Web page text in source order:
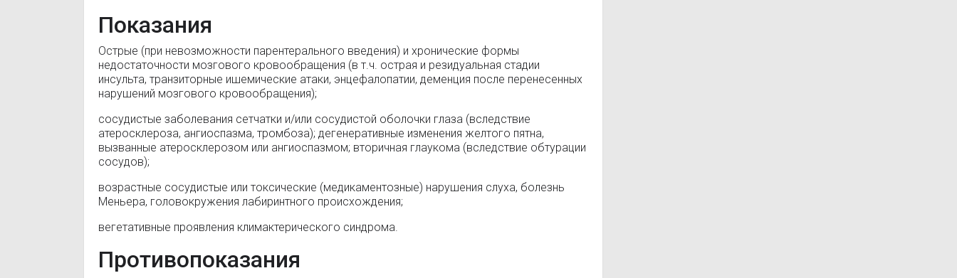
Показания
Острые (при невозможности парентерального введения) и хронические формы
недостаточности мозгового кровообращения (в т.ч. острая и резидуальная стадии
инсульта, транзиторные ишемические атаки, энцефалопатии, деменция после перенесенных
нарушений мозгового кровообращения);
сосудистые заболевания сетчатки и/или сосудистой оболочки глаза (вследствие
атеросклероза, ангиоспазма, тромбоза); дегенеративные изменения желтого пятна,
вызванные атеросклерозом или ангиоспазмом; вторичная глаукома (вследствие обтурации
сосудов);
возрастные сосудистые или токсические (медикаментозные) нарушения слуха, болезнь
Меньера, головокружения лабиринтного происхождения;
вегетативные проявления климактерического синдрома.
Противопоказания